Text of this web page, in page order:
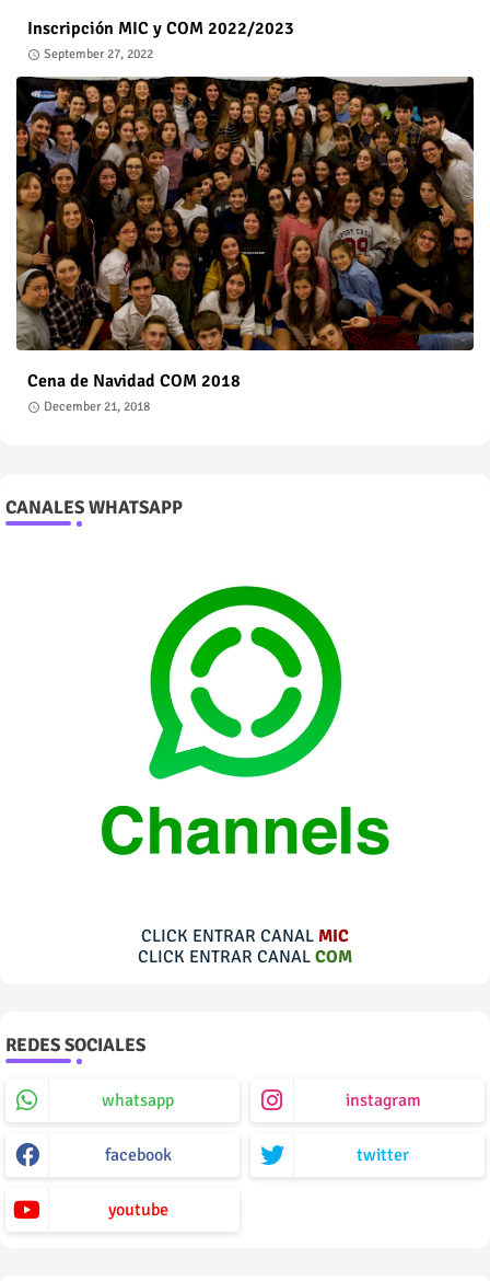
Inscripción MIC y COM 2022/2023
September 27, 2022
Cena de Navidad COM 2018
December 21, 2018
CANALES WHATSAPP
CLICK ENTRAR CANAL MIC
CLICK ENTRAR CANAL COM
REDES SOCIALES
whatsapp instagram
facebook twitter
youtube